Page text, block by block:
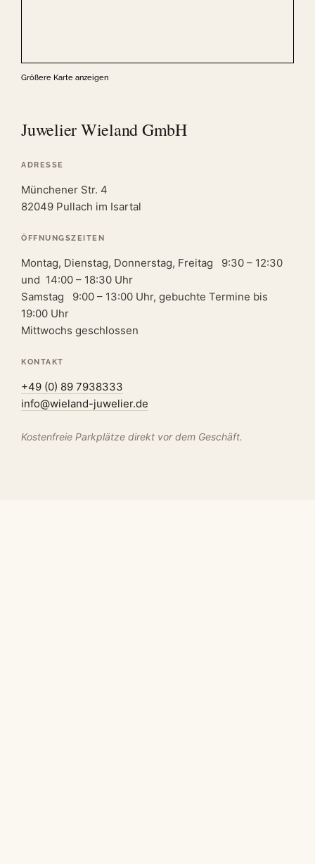
Größere Karte anzeigen
Juwelier Wieland GmbH
ADRESSE
Münchener Str. 4
82049 Pullach im Isartal
ÖFFNUNGSZEITEN
Montag, Dienstag, Donnerstag, Freitag 9:30 – 12:30
und 14:00 – 18:30 Uhr
Samstag 9:00 – 13:00 Uhr, gebuchte Termine bis
19:00 Uhr
Mittwochs geschlossen
KONTAKT
+49 (0) 89 7938333
info@wieland-juwelier.de
Kostenfreie Parkplätze direkt vor dem Geschäft.